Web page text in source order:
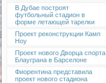
В Дубае построят
футбольный стадион в
форме летающей тарелки
Проект реконструкции Камп
Ноу
Проект нового Дворца спорта
Блауграна в Барселоне
Фиорентина представила
проект нового стадиона